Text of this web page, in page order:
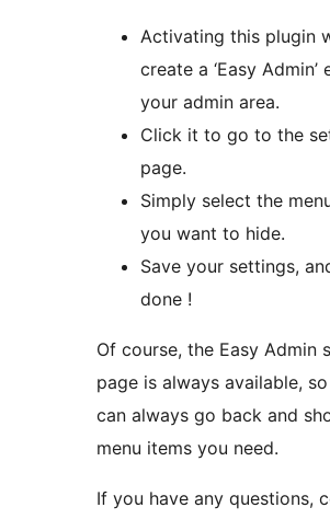
Activating this plugin
create a ‘Easy Admin’
your admin area.
Click it to go to the
page.
Simply select the
you want to hide.
Save your settings,
done !
Of course, the Easy Admin
page is always available,
can always go back and
menu items you need.
If you have any questions,